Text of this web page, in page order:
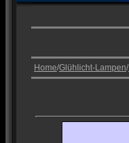
Home/Glühlicht-Lampen/